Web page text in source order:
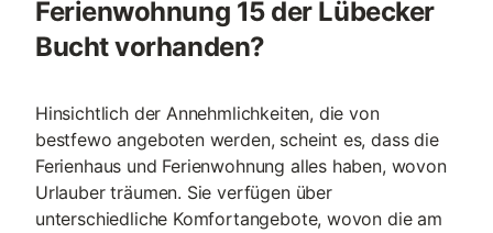
Ferienwohnung 15 der Lübecker
Bucht vorhanden?
Hinsichtlich der Annehmlichkeiten, die von
bestfewo angeboten werden, scheint es, dass die
Ferienhaus und Ferienwohnung alles haben, wovon
Urlauber träumen. Sie verfügen über
unterschiedliche Komfortangebote, wovon die am